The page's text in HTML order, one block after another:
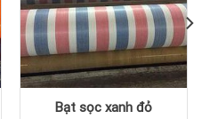
Bạt sọc xanh đỏ